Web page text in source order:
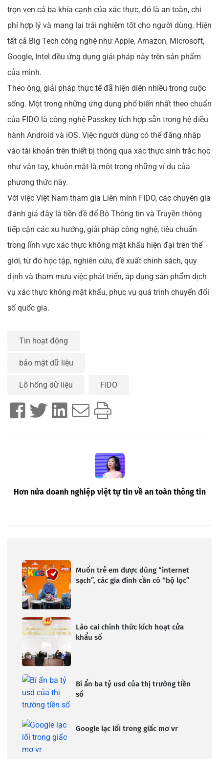
trọn vẹn cả ba khía cạnh của xác thực, đó là an toàn, chi
phí hợp lý và mang lại trải nghiệm tốt cho người dùng. Hiện
tất cả Big Tech công nghệ như Apple, Amazon, Microsoft,
Google, Intel đều ứng dụng giải pháp này trên sản phẩm
của mình.
Theo ông, giải pháp thực tế đã hiện diện nhiều trong cuộc
sống. Một trong những ứng dụng phổ biến nhất theo chuẩn
của FIDO là công nghệ Passkey tích hợp sẵn trong hệ điều
hành Android và iOS. Việc người dùng có thể đăng nhập
vào tài khoản trên thiết bị thông qua xác thực sinh trắc học
như vân tay, khuôn mặt là một trong những ví dụ của
phương thức này.
Với việc Việt Nam tham gia Liên minh FIDO, các chuyên gia
đánh giá đây là tiền đề để Bộ Thông tin và Truyền thông
tiếp cận các xu hướng, giải pháp công nghệ, tiêu chuẩn
trong lĩnh vực xác thực không mật khẩu hiện đại trên thế
giới, từ đó học tập, nghiên cứu, đề xuất chính sách, quy
định và tham mưu việc phát triển, áp dụng sản phẩm dịch
vụ xác thực không mật khẩu, phục vụ quá trình chuyển đổi
số quốc gia.
Tin hoạt động
bảo mật dữ liệu
Lỗ hổng dữ liệu FIDO
Hơn nửa doanh nghiệp việt tự tin về an toàn thông tin
Muốn trẻ em được dùng “internet
sạch”, các gia đình cần có “bộ lọc”
Lào cai chính thức kích hoạt cửa
khẩu số
Bí ẩn ba tỷ usd của thị trường tiền
số
Google lạc lối trong giấc mơ vr